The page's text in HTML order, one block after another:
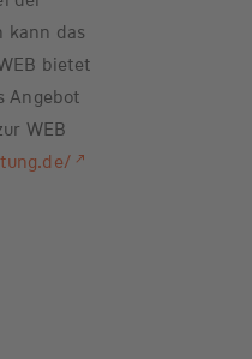
kann das
bietet
Angebot
WEB